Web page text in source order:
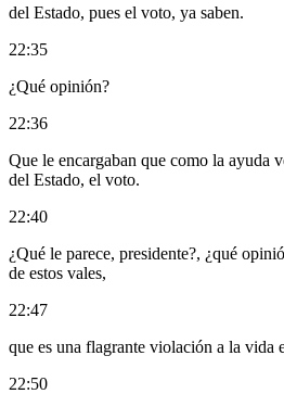
del Estado, pues el voto, ya saben.
22:35
¿Qué opinión?
22:36
Que le encargaban que como la ayuda
del Estado, el voto.
22:40
¿Qué le parece, presidente?, ¿qué
de estos vales,
22:47
que es una flagrante violación a la vida
22:50